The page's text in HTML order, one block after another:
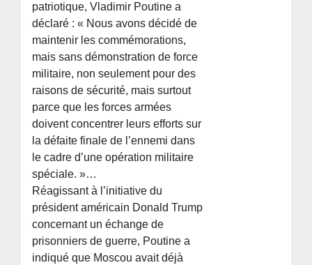
patriotique, Vladimir Poutine a
déclaré : « Nous avons décidé de
maintenir les commémorations,
mais sans démonstration de force
militaire, non seulement pour des
raisons de sécurité, mais surtout
parce que les forces armées
doivent concentrer leurs efforts sur
la défaite finale de l’ennemi dans
le cadre d’une opération militaire
spéciale. »…
Réagissant à l’initiative du
président américain Donald Trump
concernant un échange de
prisonniers de guerre, Poutine a
indiqué que Moscou avait déjà